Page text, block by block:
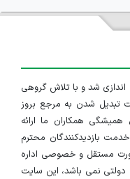
استخدام در تاریخ ۱۳۹۱/۱/۱۰ راه اندازی شد و با تلاش گروهی
تبدیل شدن به مرجع بروز
همکاران ما ارائه
بازدیدکنندگان محترم
مستقل و خصوصی اداره
نمی باشد، این سایت